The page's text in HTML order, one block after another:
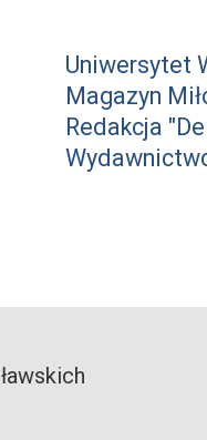
Uniwersytet
Magazyn
Redakcja